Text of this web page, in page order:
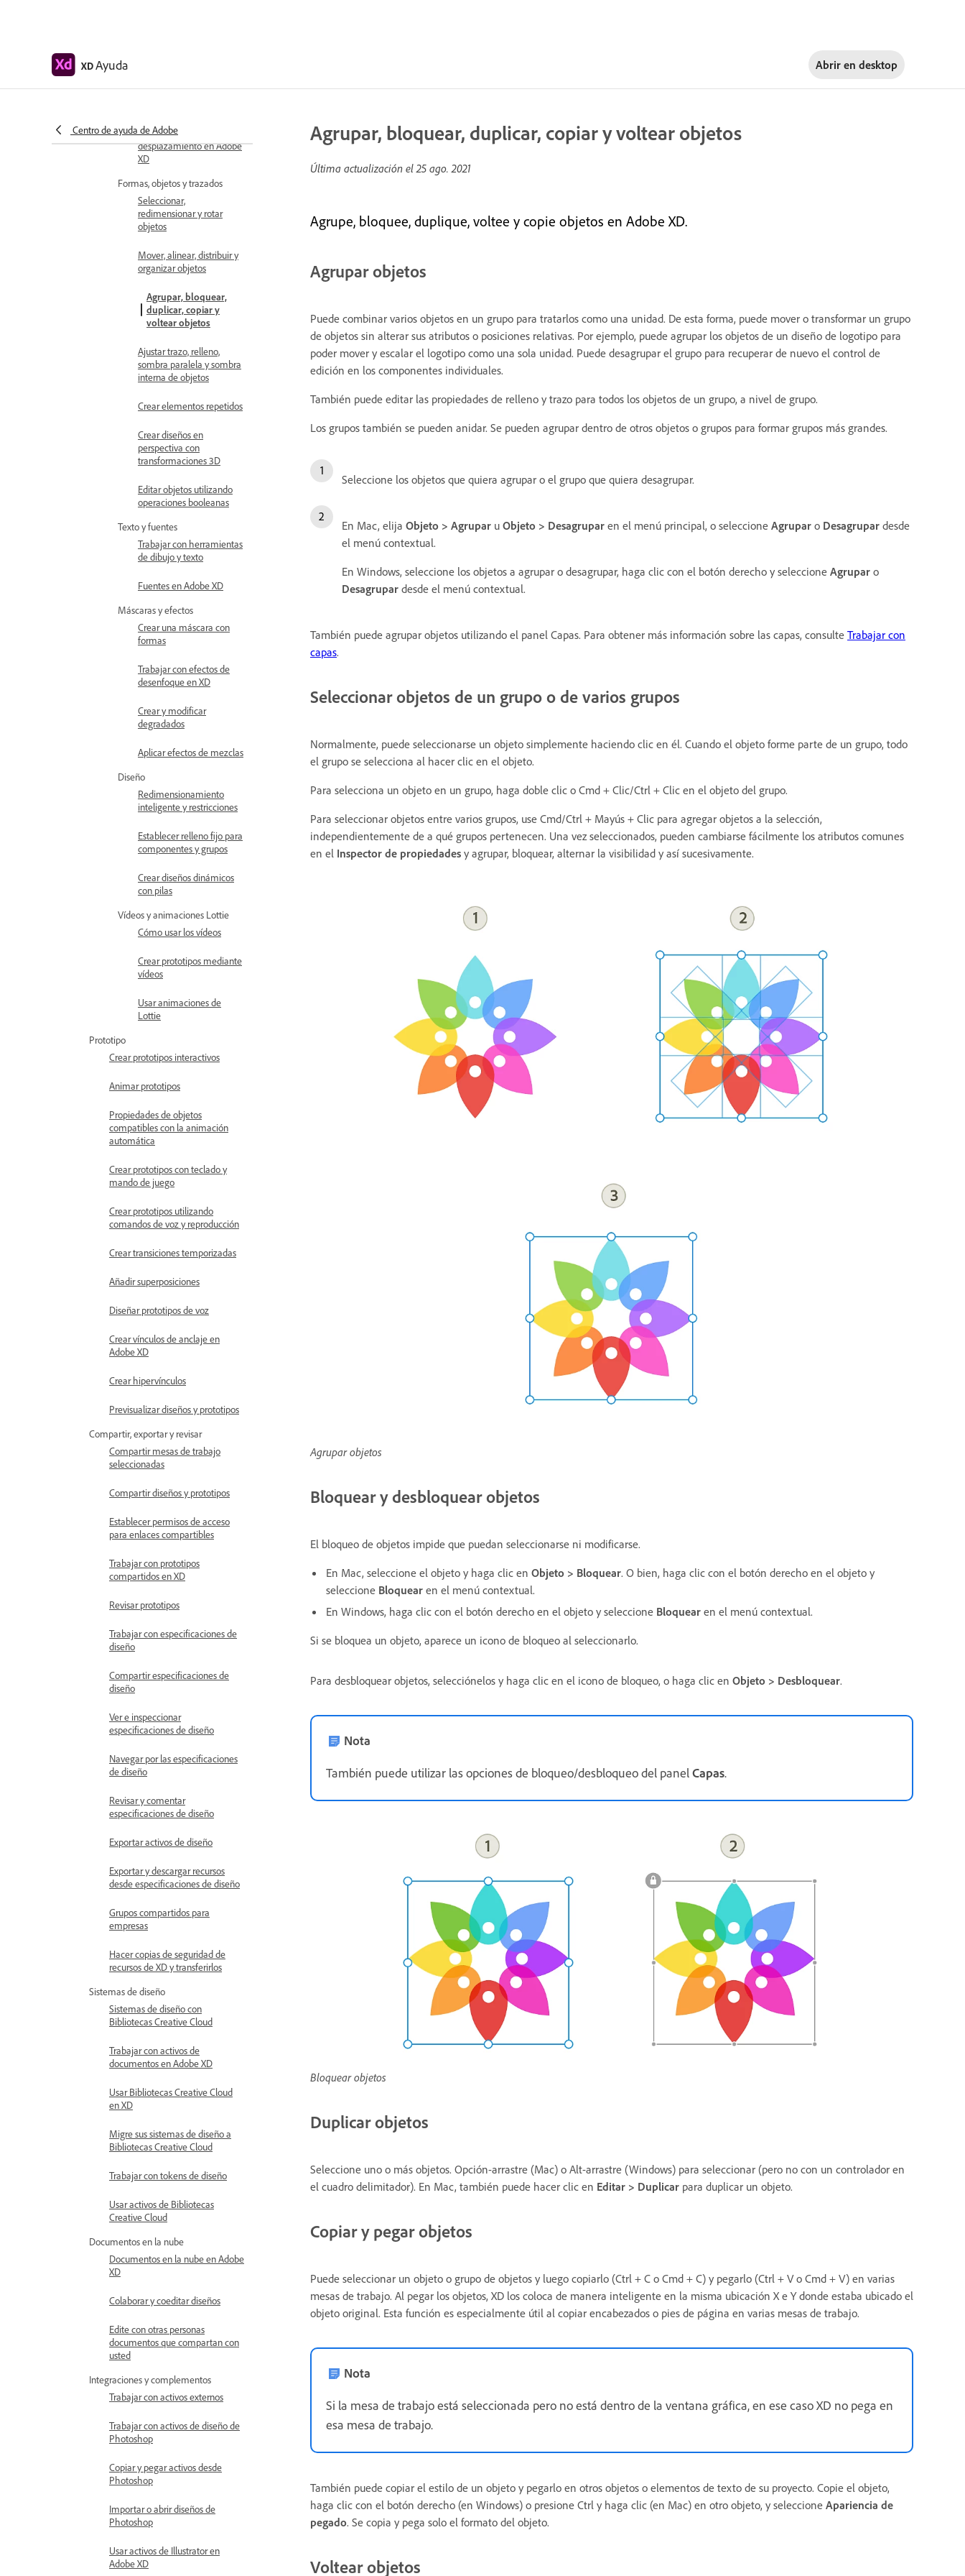
XDAyuda Abrir en desktop
Centro de ayuda de Adobe
Crear grupos de
desplazamiento en Adobe
XD
Formas, objetos y trazados
Seleccionar,
redimensionar y rotar
objetos
Mover, alinear, distribuir y
organizar objetos
Agrupar, bloquear,
duplicar, copiar y
voltear objetos
Ajustar trazo, relleno,
sombra paralela y sombra
interna de objetos
Crear elementos repetidos
Crear diseños en
perspectiva con
transformaciones 3D
Editar objetos utilizando
operaciones booleanas
Texto y fuentes
Trabajar con herramientas
de dibujo y texto
Fuentes en Adobe XD
Máscaras y efectos
Crear una máscara con
formas
Trabajar con efectos de
desenfoque en XD
Crear y modificar
degradados
Aplicar efectos de mezclas
Diseño
Redimensionamiento
inteligente y restricciones
Establecer relleno fijo para
componentes y grupos
Crear diseños dinámicos
con pilas
Vídeos y animaciones Lottie
Cómo usar los vídeos
Crear prototipos mediante
vídeos
Usar animaciones de
Lottie
Prototipo
Crear prototipos interactivos
Animar prototipos
Propiedades de objetos
compatibles con la animación
automática
Crear prototipos con teclado y
mando de juego
Crear prototipos utilizando
comandos de voz y reproducción
Crear transiciones temporizadas
Añadir superposiciones
Diseñar prototipos de voz
Crear vínculos de anclaje en
Adobe XD
Crear hipervínculos
Previsualizar diseños y prototipos
Compartir, exportar y revisar
Compartir mesas de trabajo
seleccionadas
Compartir diseños y prototipos
Establecer permisos de acceso
para enlaces compartibles
Trabajar con prototipos
compartidos en XD
Revisar prototipos
Trabajar con especificaciones de
diseño
Compartir especificaciones de
diseño
Ver e inspeccionar
especificaciones de diseño
Navegar por las especificaciones
de diseño
Revisar y comentar
especificaciones de diseño
Exportar activos de diseño
Exportar y descargar recursos
desde especificaciones de diseño
Grupos compartidos para
empresas
Hacer copias de seguridad de
recursos de XD y transferirlos
Sistemas de diseño
Sistemas de diseño con
Bibliotecas Creative Cloud
Trabajar con activos de
documentos en Adobe XD
Usar Bibliotecas Creative Cloud
en XD
Migre sus sistemas de diseño a
Bibliotecas Creative Cloud
Trabajar con tokens de diseño
Usar activos de Bibliotecas
Creative Cloud
Documentos en la nube
Documentos en la nube en Adobe
XD
Colaborar y coeditar diseños
Edite con otras personas
documentos que compartan con
usted
Integraciones y complementos
Trabajar con activos externos
Trabajar con activos de diseño de
Photoshop
Copiar y pegar activos desde
Photoshop
Importar o abrir diseños de
Photoshop
Usar activos de Illustrator en
Adobe XD
Agrupar, bloquear, duplicar, copiar y voltear objetos
Última actualización el25 ago. 2021
Agrupe, bloquee, duplique, voltee y copie objetos en Adobe XD.
Agrupar objetos
Puede combinar varios objetos en un grupo para tratarlos como una unidad. De esta forma, puede mover o transformar un grupo
de objetos sin alterar sus atributos o posiciones relativas. Por ejemplo, puede agrupar los objetos de un diseño de logotipo para
poder mover y escalar el logotipo como una sola unidad. Puede desagrupar el grupo para recuperar de nuevo el control de
edición en los componentes individuales.
También puede editar las propiedades de relleno y trazo para todos los objetos de un grupo, a nivel de grupo.
Los grupos también se pueden anidar. Se pueden agrupar dentro de otros objetos o grupos para formar grupos más grandes.
Seleccione los objetos que quiera agrupar o el grupo que quiera desagrupar.
En Mac, elija Objeto > Agrupar u Objeto > Desagrupar en el menú principal, o seleccione Agrupar o Desagrupar desde
el menú contextual.
En Windows, seleccione los objetos a agrupar o desagrupar, haga clic con el botón derecho y seleccione Agrupar o
Desagrupar desde el menú contextual.
También puede agrupar objetos utilizando el panel Capas. Para obtener más información sobre las capas, consulte Trabajar con
capas.
Seleccionar objetos de un grupo o de varios grupos
Normalmente, puede seleccionarse un objeto simplemente haciendo clic en él. Cuando el objeto forme parte de un grupo, todo
el grupo se selecciona al hacer clic en el objeto.
Para selecciona un objeto en un grupo, haga doble clic o Cmd + Clic/Ctrl + Clic en el objeto del grupo.
Para seleccionar objetos entre varios grupos, use Cmd/Ctrl + Mayús + Clic para agregar objetos a la selección,
independientemente de a qué grupos pertenecen. Una vez seleccionados, pueden cambiarse fácilmente los atributos comunes
en el Inspector de propiedades y agrupar, bloquear, alternar la visibilidad y así sucesivamente.
Agrupar objetos
Bloquear y desbloquear objetos
El bloqueo de objetos impide que puedan seleccionarse ni modificarse.
En Mac, seleccione el objeto y haga clic en Objeto > Bloquear. O bien, haga clic con el botón derecho en el objeto y
seleccione Bloquear en el menú contextual.
En Windows, haga clic con el botón derecho en el objeto y seleccione Bloquear en el menú contextual.
Si se bloquea un objeto, aparece un icono de bloqueo al seleccionarlo.
Para desbloquear objetos, selecciónelos y haga clic en el icono de bloqueo, o haga clic en Objeto > Desbloquear.
Nota
También puede utilizar las opciones de bloqueo/desbloqueo del panelCapas.
Bloquear objetos
Duplicar objetos
Seleccione uno o más objetos. Opción-arrastre (Mac) o Alt-arrastre (Windows) para seleccionar (pero no con un controlador en
el cuadro delimitador). En Mac, también puede hacer clic en Editar > Duplicar para duplicar un objeto.
Copiar y pegar objetos
Puede seleccionar un objeto o grupo de objetos y luego copiarlo (Ctrl + C o Cmd + C) y pegarlo (Ctrl + V o Cmd + V) en varias
mesas de trabajo. Al pegar los objetos, XD los coloca de manera inteligente en la misma ubicación X e Y donde estaba ubicado el
objeto original. Esta función es especialmente útil al copiar encabezados o pies de página en varias mesas de trabajo.
Nota
Si la mesa de trabajo está seleccionada pero no está dentro de la ventana gráfica, en ese caso XD no pega en
esa mesa de trabajo.
También puede copiar el estilo de un objeto y pegarlo en otros objetos o elementos de texto de su proyecto. Copie el objeto,
haga clic con el botón derecho (en Windows) o presione Ctrl y haga clic (en Mac) en otro objeto, y seleccione Apariencia de
pegado. Se copia y pega solo el formato del objeto.
Voltear objetos